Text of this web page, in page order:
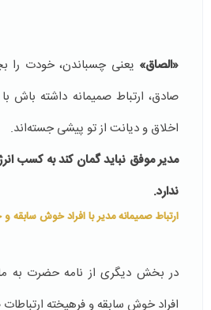
«الصاق» یعنی چسباندن، خودت را
صادق، ارتباط صمیمانه داشته باش
اخلاق و دیانت از تو پیشی جسته‌اند.
مدیر موفق نباید گمان کند به کسب
ندارد.
ارتباط صمیمانه مدیر با افراد خوش سابقه و
در بخش دیگری از نامه حضرت به
افراد خوش سابقه و فرهیخته